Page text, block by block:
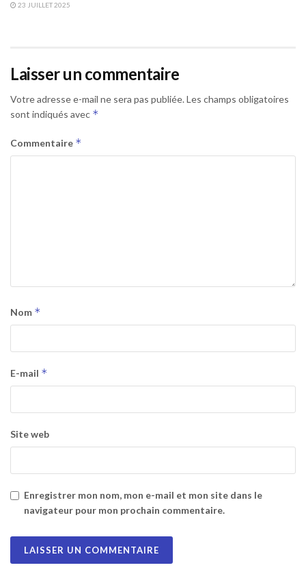
23 JUILLET 2025
Laisser un commentaire
Votre adresse e-mail ne sera pas publiée. Les champs obligatoires
sont indiqués avec *
Commentaire *
Nom *
E-mail *
Site web
Enregistrer mon nom, mon e-mail et mon site dans le
navigateur pour mon prochain commentaire.